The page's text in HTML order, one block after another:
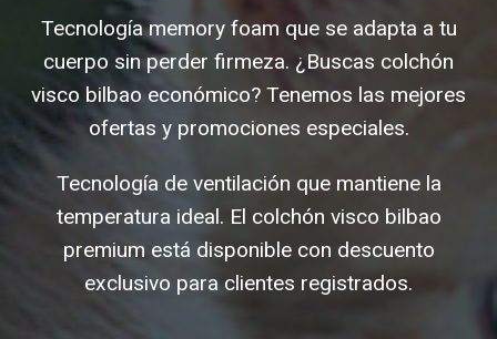
Tecnología memory foam que se adapta a tu
cuerpo sin perder firmeza. ¿Buscas colchón
visco bilbao económico? Tenemos las mejores
ofertas y promociones especiales.
Tecnología de ventilación que mantiene la
temperatura ideal. El colchón visco bilbao
premium está disponible con descuento
exclusivo para clientes registrados.